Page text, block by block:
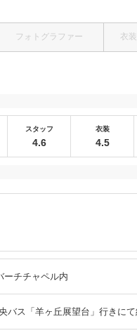
フォトグラファー 衣装
スタッフ
4.6
衣装
4.5
ーチチャペル内
ス「羊ヶ丘展望台」行きにて